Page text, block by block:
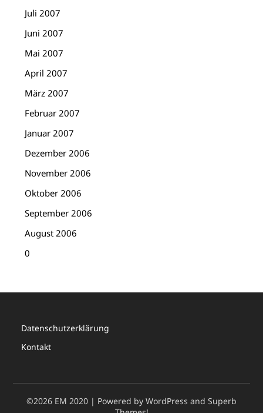
Juli 2007
Juni 2007
Mai 2007
April 2007
März 2007
Februar 2007
Januar 2007
Dezember 2006
November 2006
Oktober 2006
September 2006
August 2006
0
Datenschutzerklärung
Kontakt
©2026 EM 2020 | Powered by WordPress and Superb